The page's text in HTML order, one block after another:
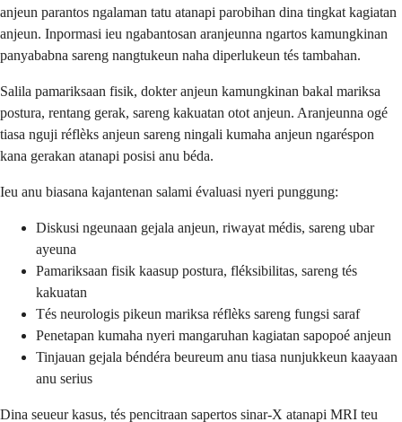
anjeun parantos ngalaman tatu atanapi parobihan dina tingkat kagiatan
anjeun. Inpormasi ieu ngabantosan aranjeunna ngartos kamungkinan
panyababna sareng nangtukeun naha diperlukeun tés tambahan.
Salila pamariksaan fisik, dokter anjeun kamungkinan bakal mariksa
postura, rentang gerak, sareng kakuatan otot anjeun. Aranjeunna ogé
tiasa nguji réflèks anjeun sareng ningali kumaha anjeun ngaréspon
kana gerakan atanapi posisi anu béda.
Ieu anu biasana kajantenan salami évaluasi nyeri punggung:
Diskusi ngeunaan gejala anjeun, riwayat médis, sareng ubar
ayeuna
Pamariksaan fisik kaasup postura, fléksibilitas, sareng tés
kakuatan
Tés neurologis pikeun mariksa réflèks sareng fungsi saraf
Penetapan kumaha nyeri mangaruhan kagiatan sapopoé anjeun
Tinjauan gejala béndéra beureum anu tiasa nunjukkeun kaayaan
anu serius
Dina seueur kasus, tés pencitraan sapertos sinar-X atanapi MRI teu